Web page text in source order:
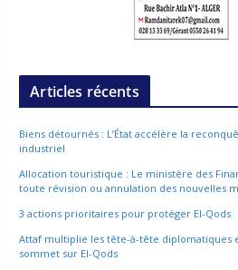
Articles récents
Biens détournés : L’État accélère la
industriel
Allocation touristique : Le ministère des
toute révision ou annulation des nouvelles
3 actions prioritaires pour protéger El-Qods
Attaf multiplie les tête-à-tête diplomatiques
sommet sur El-Qods